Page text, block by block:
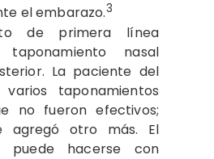
el embarazo.3
de primera línea
nasal
La paciente del
taponamientos
no fueron efectivos;
agregó otro más. El
puede hacerse con